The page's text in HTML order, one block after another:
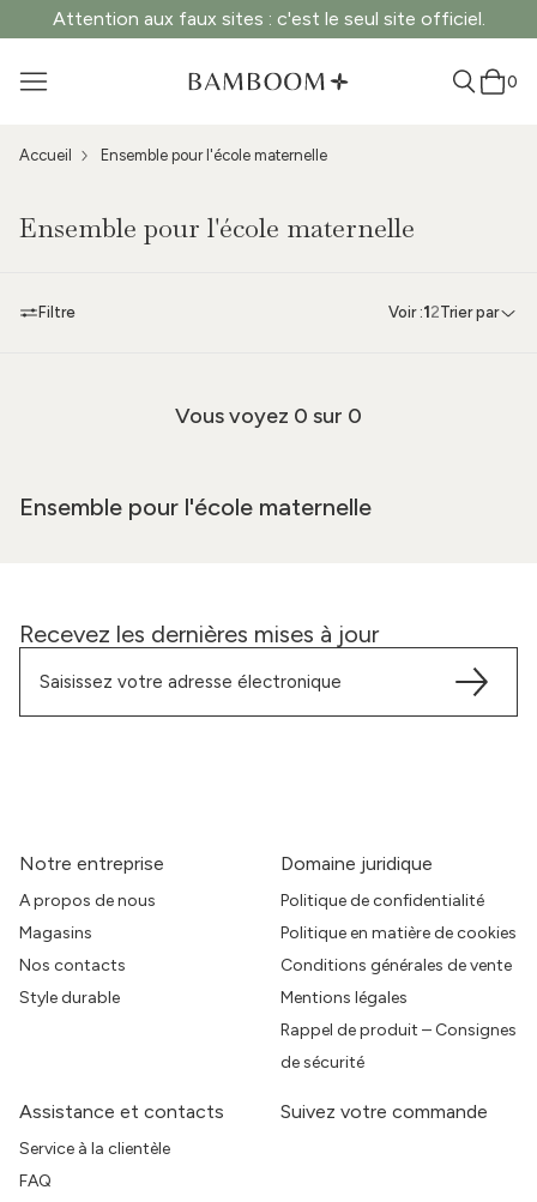
Attention aux faux sites : c'est le seul site officiel.
0
Accueil Ensemble pour l'école maternelle
Ensemble pour l'école maternelle
Filtre Voir :1 2Trier par
Vous voyez 0 sur 0
Ensemble pour l'école maternelle
Recevez les dernières mises à jour
Notre entreprise
A propos de nous
Magasins
Nos contacts
Style durable
Domaine juridique
Politique de confidentialité
Politique en matière de cookies
Conditions générales de vente
Mentions légales
Rappel de produit – Consignes
de sécurité
Assistance et contacts
Service à la clientèle
FAQ
Suivez votre commande